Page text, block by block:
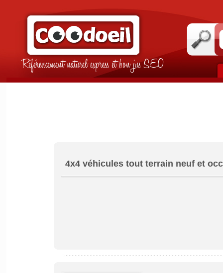
Référencement naturel express et bon jus SEO
4x4 véhicules tout terrain neuf et